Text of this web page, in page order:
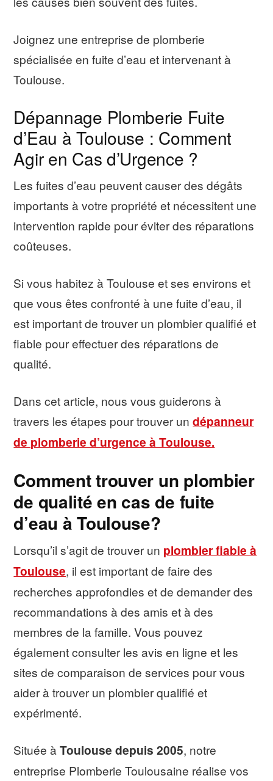
Joignez une entreprise de plomberie
spécialisée en fuite d’eau et intervenant à
Toulouse.
Dépannage Plomberie Fuite
d’Eau à Toulouse : Comment
Agir en Cas d’Urgence ?
Les fuites d’eau peuvent causer des dégâts
importants à votre propriété et nécessitent une
intervention rapide pour éviter des réparations
coûteuses.
Si vous habitez à Toulouse et ses environs et
que vous êtes confronté à une fuite d’eau, il
est important de trouver un plombier qualifié et
fiable pour effectuer des réparations de
qualité.
Dans cet article, nous vous guiderons à
travers les étapes pour trouver undépanneur
de plomberie d’urgence à Toulouse.
Comment trouver un plombier
de qualité en cas de fuite
d’eau à Toulouse?
Lorsqu’il s’agit de trouver un plombier fiable à
Toulouse, il est important de faire des
recherches approfondies et de demander des
recommandations à des amis et à des
membres de la famille. Vous pouvez
également consulter les avis en ligne et les
sites de comparaison de services pour vous
aider à trouver un plombier qualifié et
expérimenté.
Située àToulouse depuis 2005, notre
entreprise Plomberie Toulousaine réalise vos